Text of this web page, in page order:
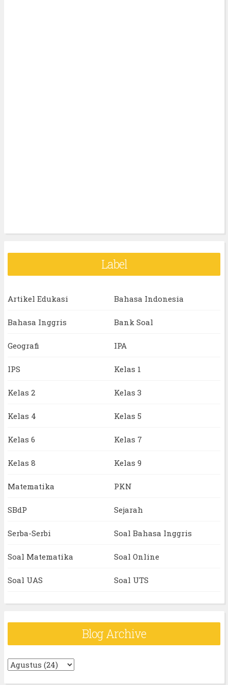
Label
Artikel Edukasi Bahasa Indonesia
Bahasa Inggris Bank Soal
Geografi IPA
IPS Kelas 1
Kelas 2 Kelas 3
Kelas 4 Kelas 5
Kelas 6 Kelas 7
Kelas 8 Kelas 9
Matematika PKN
SBdP Sejarah
Serba-Serbi Soal Bahasa Inggris
Soal Matematika Soal Online
Soal UAS Soal UTS
Blog Archive